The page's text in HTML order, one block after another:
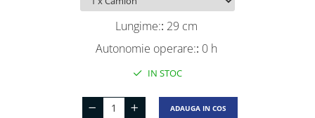
Lungime:: 29 cm
Autonomie operare:: 0 h
IN STOC
ADAUGA IN COS